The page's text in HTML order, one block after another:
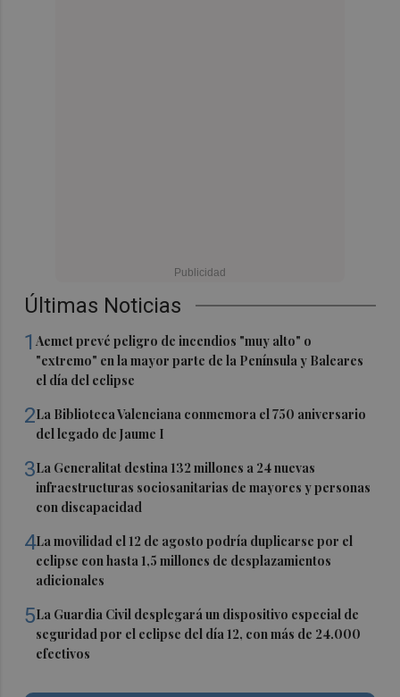
Últimas Noticias
1Aemet prevé peligro de incendios "muy alto" o
"extremo" en la mayor parte de la Península y Baleares
el día del eclipse
2La Biblioteca Valenciana conmemora el 750 aniversario
del legado de Jaume I
3La Generalitat destina 132 millones a 24 nuevas
infraestructuras sociosanitarias de mayores y personas
con discapacidad
4La movilidad el 12 de agosto podría duplicarse por el
eclipse con hasta 1,5 millones de desplazamientos
adicionales
5La Guardia Civil desplegará un dispositivo especial de
seguridad por el eclipse del día 12, con más de 24.000
efectivos